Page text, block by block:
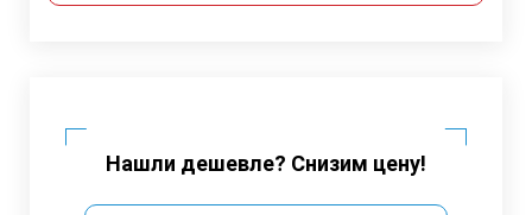
Нашли дешевле? Снизим цену!